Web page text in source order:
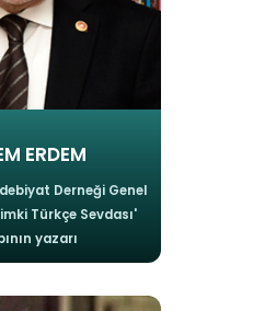
ERDEM
Derneği Genel
Türkçe Sevdası'
yazarı